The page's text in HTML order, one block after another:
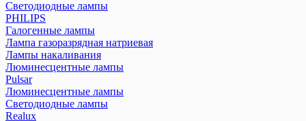
Светодиодные лампы
PHILIPS
Галогенные лампы
Лампа газоразрядная натриевая
Лампы накаливания
Люминесцентные лампы
Pulsar
Люминесцентные лампы
Светодиодные лампы
Realux